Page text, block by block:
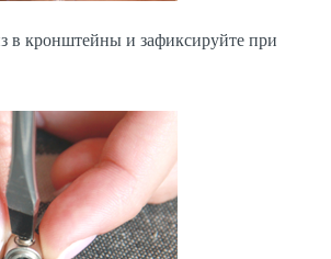
в кронштейны и зафиксируйте при